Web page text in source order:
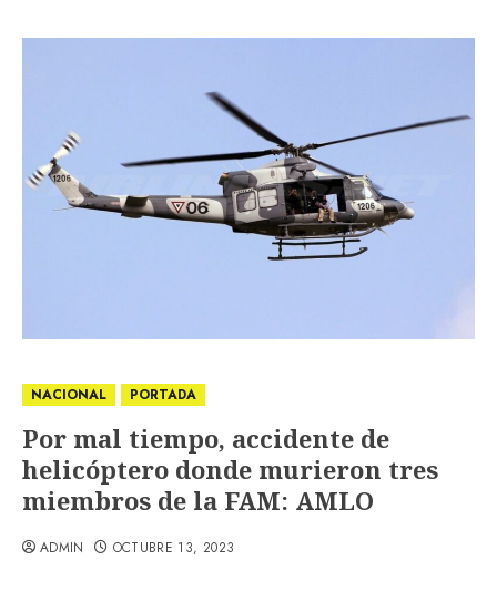
NACIONAL PORTADA
Por mal tiempo, accidente de
helicóptero donde murieron tres
miembros de la FAM: AMLO
ADMIN OCTUBRE 13, 2023